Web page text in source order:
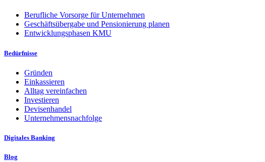
Berufliche Vorsorge für Unternehmen
Geschäftsübergabe und Pensionierung planen
Entwicklungsphasen KMU
Bedürfnisse
Gründen
Einkassieren
Alltag vereinfachen
Investieren
Devisenhandel
Unternehmensnachfolge
Digitales Banking
Blog